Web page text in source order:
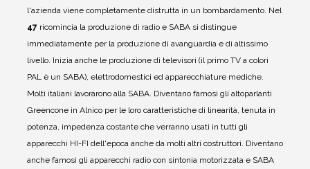
l'azienda viene completamente distrutta in un bombardamento. Nel
47 ricomincia la produzione di radio e SABA si distingue
immediatamente per la produzione di avanguardia e di altissimo
livello. Inizia anche le produzione di televisori (il primo TV a colori
PAL è un SABA), elettrodomestici ed apparecchiature mediche.
Molti italiani lavorarono alla SABA. Diventano famosi gli altoparlanti
Greencone in Alnico per le loro caratteristiche di linearità, tenuta in
potenza, impedenza costante che verranno usati in tutti gli
apparecchi HI-FI dell'epoca anche da molti altri costruttori. Diventano
anche famosi gli apparecchi radio con sintonia motorizzata e SABA